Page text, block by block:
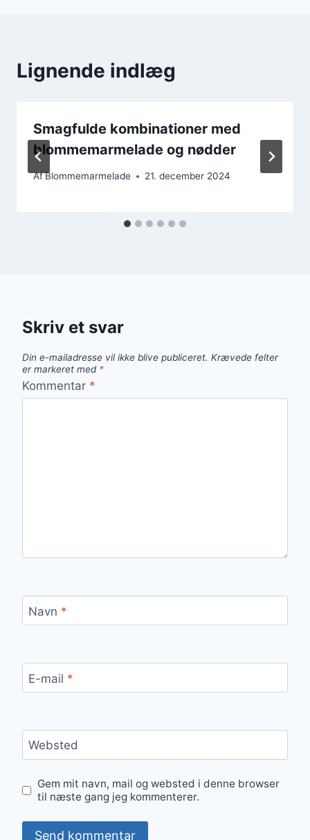
Lignende indlæg
Smagfulde kombinationer med
blommemarmelade og nødder
AfBlommemarmelade 21. december 2024
Skriv et svar
Din e-mailadresse vil ikke blive publiceret. Krævede felter
er markeret med *
Kommentar *
Navn *
E-mail *
Websted
Gem mit navn, mail og websted i denne browser
til næste gang jeg kommenterer.